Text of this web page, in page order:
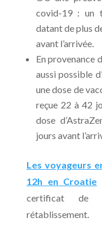
covid-19 : un
datant de plus
avant l’arrivée.
En provenance
aussi possible
une dose de
reçue 22 à 42
dose
jours avant
Les voyageurs
12h en Croatie
certificat de
rétablissement.